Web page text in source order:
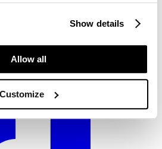
Show details
Allow all
Customize